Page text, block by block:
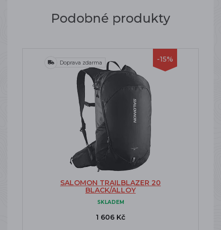
Podobné produkty
-15%
Doprava zdarma
SALOMON TRAILBLAZER 20
BLACK/ALLOY
SKLADEM
1 606 Kč